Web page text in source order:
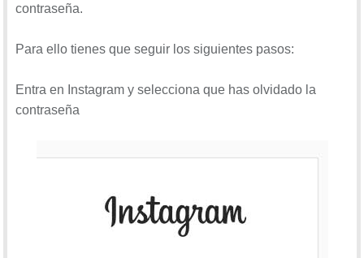
contraseña.
Para ello tienes que seguir los siguientes pasos:
Entra en Instagram y selecciona que has olvidado la
contraseña